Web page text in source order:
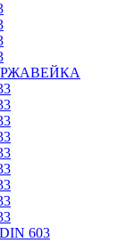
603